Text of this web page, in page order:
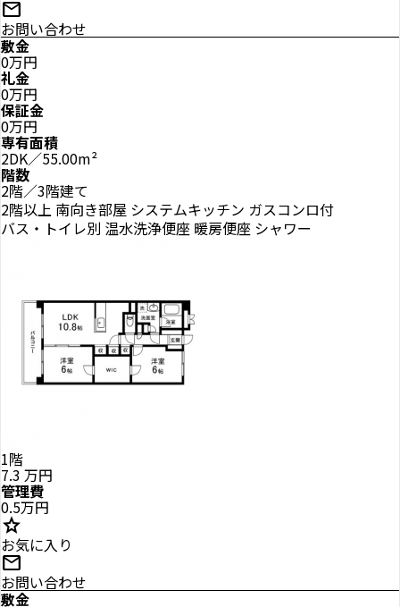
mail
お問い合わせ
敷金
0万円
礼金
0万円
保証金
0万円
専有面積
2DK／55.00m²
階数
2階／3階建て
2階以上 南向き部屋 システムキッチン ガスコンロ付
バス・トイレ別 温水洗浄便座 暖房便座 シャワー
1階
7.3 万円
管理費
0.5万円
star
お気に入り
mail
お問い合わせ
敷金